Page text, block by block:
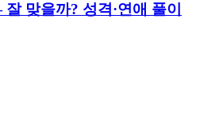
맞을까? 성격·연애 풀이